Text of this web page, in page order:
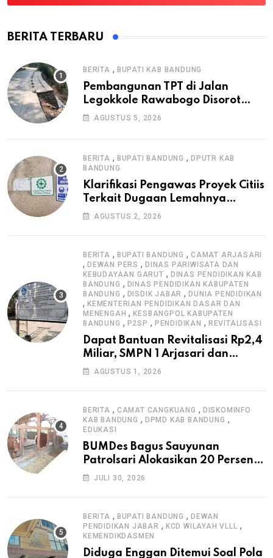
BERITA TERBARU
BERITA , BUPATI KAB BANDUNG
Pembangunan TPT di Jalan
Legokkole Rawabogo Disorot
Warga, Selesai Tanpa Papan
AGUSTUS 5, 2026
BERITA , BUPATI BANDUNG ,DPUTR KAB
BANDUNG
Klarifikasi Pengawas Proyek Citiis
Terkait Dugaan Lemahnya
Pengawasan K3
AGUSTUS 2, 2026
BERITA , BUPATI BANDUNG ,CAMAT ARJASARI
, DEWAN PERS , DINAS PARIWISATA DAN
KEBUDAYAAN GARUT , DINAS PENDIDIKAN KAB
BANDUNG , DINAS PENDIDIKAN KABUPATEN
BANDUNG , DISDIK JABAR ,DUNIA PENDIDIKAN
, KEMENTERIAN PENDIDIKAN DASAR DAN
MENENGAH ,KESBANGPOL KABUPATEN
BANDUNG , P2SP , PENDIDIKAN , REVITALISASI
Dapat Bantuan Revitalisasi Rp2,4
Miliar, SMPN 1 Arjasari dan
Masyarakat Sambut Antusias
AGUSTUS 1, 2026
BERITA , CAMAT CANGKUANG , DISKOMINFO
KAB BANDUNG , DPMD KAB BANDUNG ,
EDUKASI
BUMDes Bagus Sauyunan
Patrolsari Alokasikan 20 Persen
Dana Desa untuk Ketahanan
JULI 30, 2026
BERITA , BUPATI BANDUNG ,DEWAN
PENDIDIKAN JABAR , KCD WILAYAH VLLL ,
KEMENDIKDASMEN
Diduga Enggan Ditemui Soal Pola